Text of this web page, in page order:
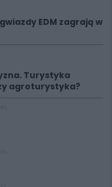
EDM zagrają w
Turystyka
agroturystyka?